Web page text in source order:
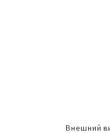
Внешний